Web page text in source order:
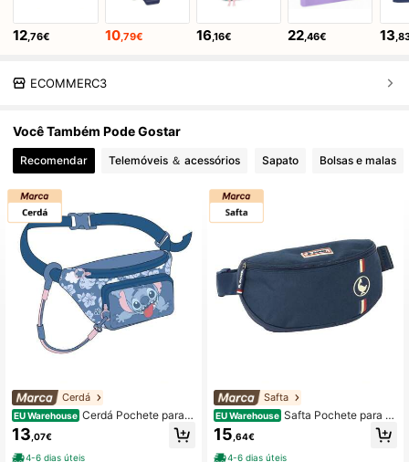
12 ,76€ 10,79€ 16 ,16€ 22 ,46€ 13
ECOMMERC3
Você Também Pode Gostar
Recomendar Telemóveis ＆ acessórios Sapato Bolsas e malas
Cerdá
EU Warehouse Cerdá Pochete para a
tividades ao ar livre
13 ,07€
4-6 dias úteis
Safta
EU Warehouse Safta Pochete para at
ividades ao ar livre
15 ,64€
4-6 dias úteis